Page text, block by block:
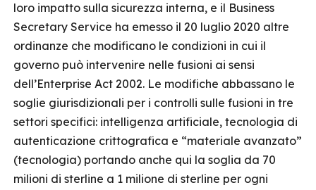
loro impatto sulla sicurezza interna, e il Business
Secretary Service ha emesso il 20 luglio 2020 altre
ordinanze che modificano le condizioni in cui il
governo può intervenire nelle fusioni ai sensi
dell’Enterprise Act 2002. Le modifiche abbassano le
soglie giurisdizionali per i controlli sulle fusioni in tre
settori specifici: intelligenza artificiale, tecnologia di
autenticazione crittografica e “materiale avanzato”
(tecnologia) portando anche qui la soglia da 70
milioni di sterline a 1 milione di sterline per ogni